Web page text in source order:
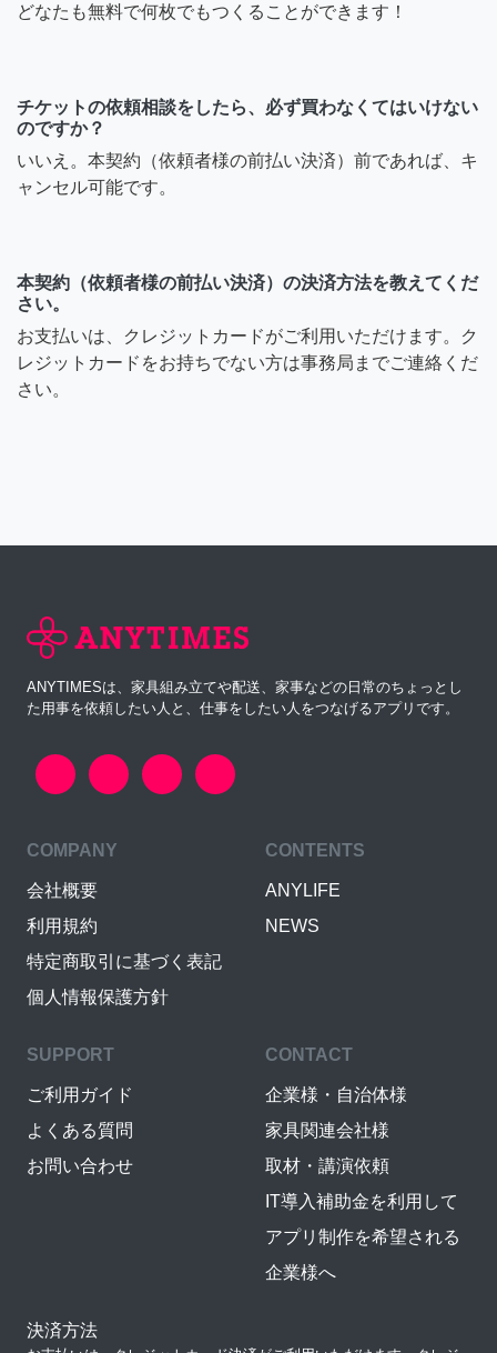
どなたも無料で何枚でもつくることができます！
チケットの依頼相談をしたら、必ず買わなくてはいけない
のですか？
いいえ。本契約（依頼者様の前払い決済）前であれば、キ
ャンセル可能です。
本契約（依頼者様の前払い決済）の決済方法を教えてくだ
さい。
お支払いは、クレジットカードがご利用いただけます。ク
レジットカードをお持ちでない方は事務局までご連絡くだ
さい。
ANYTIMESは、家具組み立てや配送、家事などの日常のちょっとし
た用事を依頼したい人と、仕事をしたい人をつなげるアプリです。
COMPANY
会社概要
利用規約
特定商取引に基づく表記
個人情報保護方針
CONTENTS
ANYLIFE
NEWS
SUPPORT
ご利用ガイド
よくある質問
お問い合わせ
CONTACT
企業様・自治体様
家具関連会社様
取材・講演依頼
IT導入補助金を利用して
アプリ制作を希望される
企業様へ
決済方法